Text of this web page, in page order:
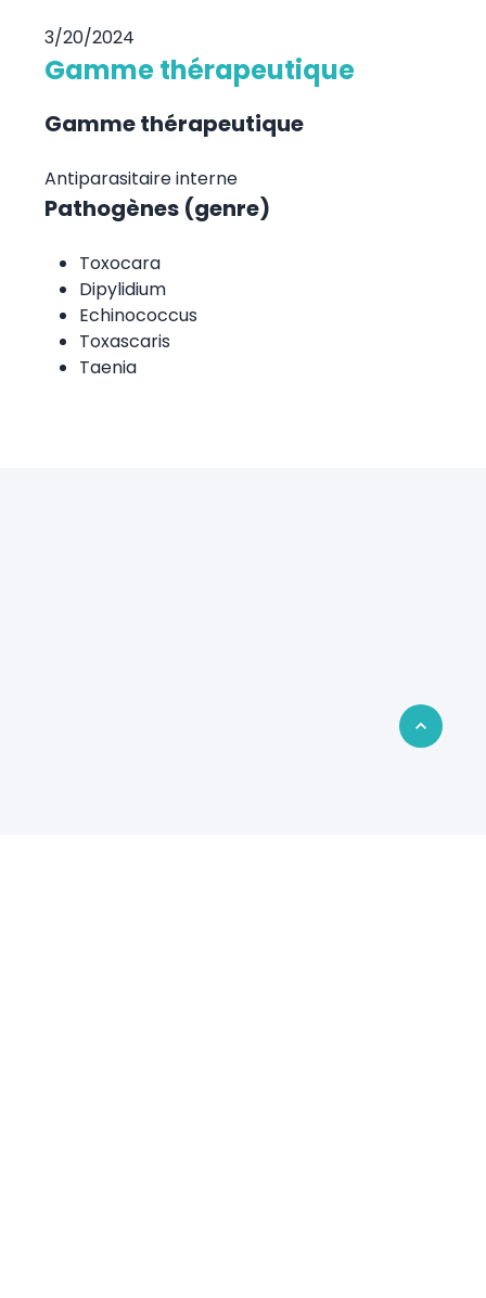
3/20/2024
Gamme thérapeutique
Gamme thérapeutique
Antiparasitaire interne
Pathogènes (genre)
Toxocara
Dipylidium
Echinococcus
Toxascaris
Taenia
Retour